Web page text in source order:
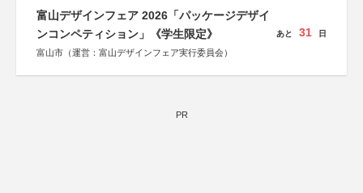
富山デザインフェア 2026「パッケージデザイ
ンコンペティション」《学生限定》
富山市（運営：富山デザインフェア実行委員会）
あと 31 日
PR